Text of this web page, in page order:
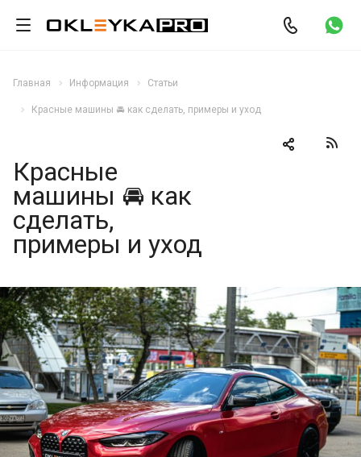
Главная Информация Статьи
Красные машины 🚘 как сделать, примеры и уход
Красные
машины 🚘 как
сделать,
примеры и уход